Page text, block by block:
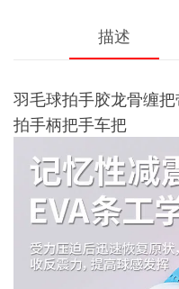
描述
羽毛球拍手胶龙骨缠
拍手柄把手车把